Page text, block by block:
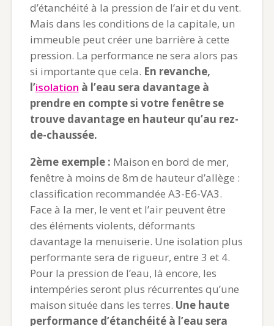
d’étanchéité à la pression de l’air et du vent.
Mais dans les conditions de la capitale, un
immeuble peut créer une barrière à cette
pression. La performance ne sera alors pas
si importante que cela. En revanche,
l’isolation à l’eau sera davantage à
prendre en compte si votre fenêtre se
trouve davantage en hauteur qu’au rez-
de-chaussée.
2ème exemple : Maison en bord de mer,
fenêtre à moins de 8m de hauteur d’allège :
classification recommandée A3-E6-VA3.
Face à la mer, le vent et l’air peuvent être
des éléments violents, déformants
davantage la menuiserie. Une isolation plus
performante sera de rigueur, entre 3 et 4.
Pour la pression de l’eau, là encore, les
intempéries seront plus récurrentes qu’une
maison située dans les terres. Une haute
performance d’étanchéité à l’eau sera